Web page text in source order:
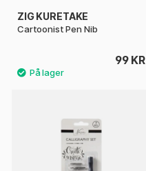
ZIG KURETAKE
Cartoonist Pen Nib
99 KR